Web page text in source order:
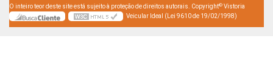
O inteiro teor deste site está sujeito à proteção de direitos autorais. Copyright© Vistoria
Veicular Ideal (Lei 9610 de 19/02/1998)